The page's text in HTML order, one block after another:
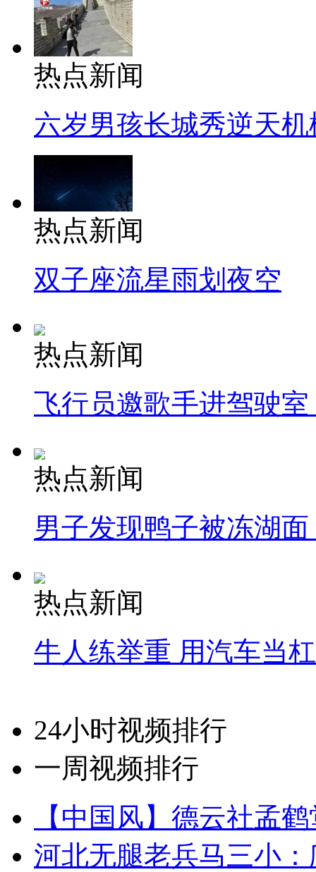
热点新闻
六岁男孩长城秀逆天机
热点新闻
双子座流星雨划夜空
热点新闻
飞行员邀歌手进驾驶
热点新闻
男子发现鸭子被冻湖
热点新闻
牛人练举重 用汽车当
24小时视频排行
一周视频排行
【中国风】德云社孟
河北无腿老兵马三小